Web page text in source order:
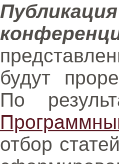
будут
По
отбор